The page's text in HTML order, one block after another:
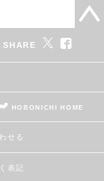
SHARE
HOBONICHI HOME
せる
表記